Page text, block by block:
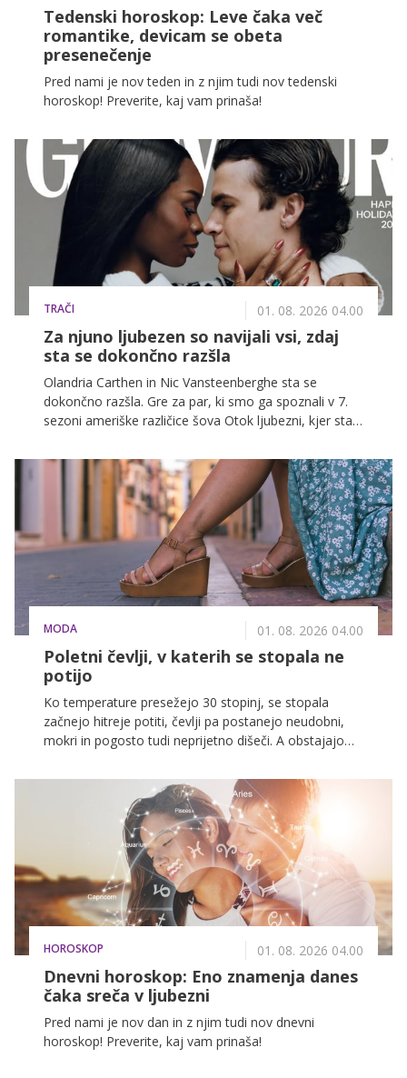
Tedenski horoskop: Leve čaka več
romantike, devicam se obeta
presenečenje
Pred nami je nov teden in z njim tudi nov tedenski
horoskop! Preverite, kaj vam prinaša!
TRAČI 01. 08. 2026 04.00
Za njuno ljubezen so navijali vsi, zdaj
sta se dokončno razšla
Olandria Carthen in Nic Vansteenberghe sta se
dokončno razšla. Gre za par, ki smo ga spoznali v 7.
sezoni ameriške različice šova Otok ljubezni, kjer sta
nepričakovanih parov sezone.
MODA 01. 08. 2026 04.00
Poletni čevlji, v katerih se stopala ne
potijo
Ko temperature presežejo 30 stopinj, se stopala
začnejo hitreje potiti, čevlji pa postanejo neudobni,
mokri in pogosto tudi neprijetno dišeči. A obstajajo
Poletni čevlji, ki dihajo, odvajajo vlago in ne ustvarjajo
toplote, so ključ do udobja v vročinskem valu.
HOROSKOP 01. 08. 2026 04.00
Dnevni horoskop: Eno znamenja danes
čaka sreča v ljubezni
Pred nami je nov dan in z njim tudi nov dnevni
horoskop! Preverite, kaj vam prinaša!